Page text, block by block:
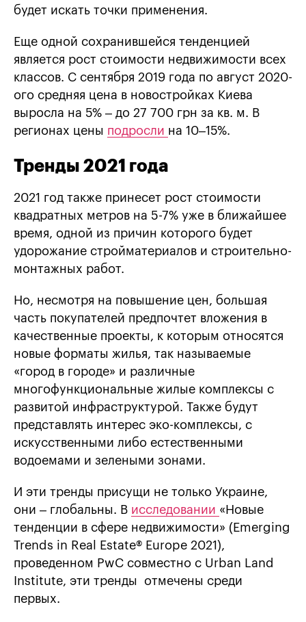
будет искать точки применения.
Еще одной сохранившейся тенденцией
является рост стоимости недвижимости всех
классов. С сентября 2019 года по август 2020-
ого средняя цена в новостройках Киева
выросла на 5% – до 27 700 грн за кв. м. В
регионах цены подросли на 10–15%.
Тренды 2021 года
2021 год также принесет рост стоимости
квадратных метров на 5-7% уже в ближайшее
время, одной из причин которого будет
удорожание стройматериалов и строительно-
монтажных работ.
Но, несмотря на повышение цен, большая
часть покупателей предпочтет вложения в
качественные проекты, к которым относятся
новые форматы жилья, так называемые
«город в городе» и различные
многофункциональные жилые комплексы с
развитой инфраструктурой. Также будут
представлять интерес эко-комплексы, с
искусственными либо естественными
водоемами и зелеными зонами.
И эти тренды присущи не только Украине,
они – глобальны. В исследовании «Новые
тенденции в сфере недвижимости» (Emerging
Trends in Real Estate® Europe 2021),
проведенном PwC совместно с Urban Land
Institute, эти тренды отмечены среди
первых.